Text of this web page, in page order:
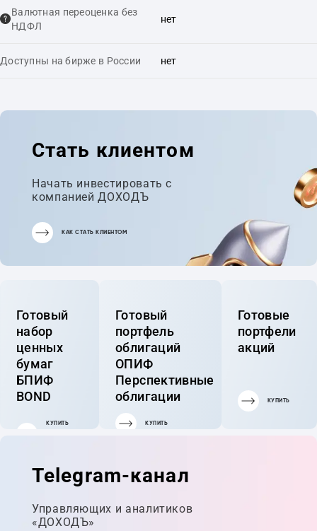
Валютная переоценка без
НДФЛ
нет
Доступны на бирже в России нет
Стать клиентом
Начать инвестировать с
компанией ДОХОДЪ
КАК СТАТЬ КЛИЕНТОМ
Готовый
набор
ценных
бумаг
БПИФ
BOND
КУПИТЬ
Готовый
портфель
облигаций
ОПИФ
Перспективные
облигации
КУПИТЬ
Готовые
портфели
акций
КУПИТЬ
Telegram-канал
Управляющих и аналитиков
«ДОХОДЪ»